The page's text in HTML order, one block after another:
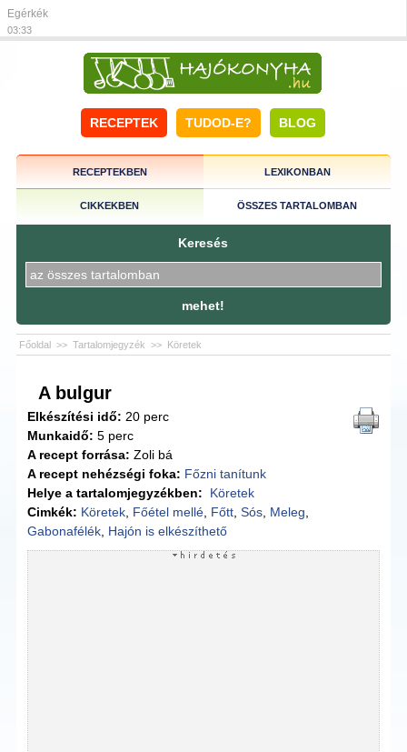
Egérkék
03:33
RECEPTEK TUDOD-E? BLOG
RECEPTEKBEN LEXIKONBAN
CIKKEKBEN ÖSSZES TARTALOMBAN
Keresés
mehet!
Főoldal >> Tartalomjegyzék >> Köretek
A bulgur
Elkészítési idő: 20 perc
Munkaidő: 5 perc
A recept forrása: Zoli bá
A recept nehézségi foka: Főzni tanítunk
Helye a tartalomjegyzékben:
Köretek
Cimkék: Köretek Főétel mellé Főtt ,Sós Meleg
Gabonafélék Hajón is elkészíthető